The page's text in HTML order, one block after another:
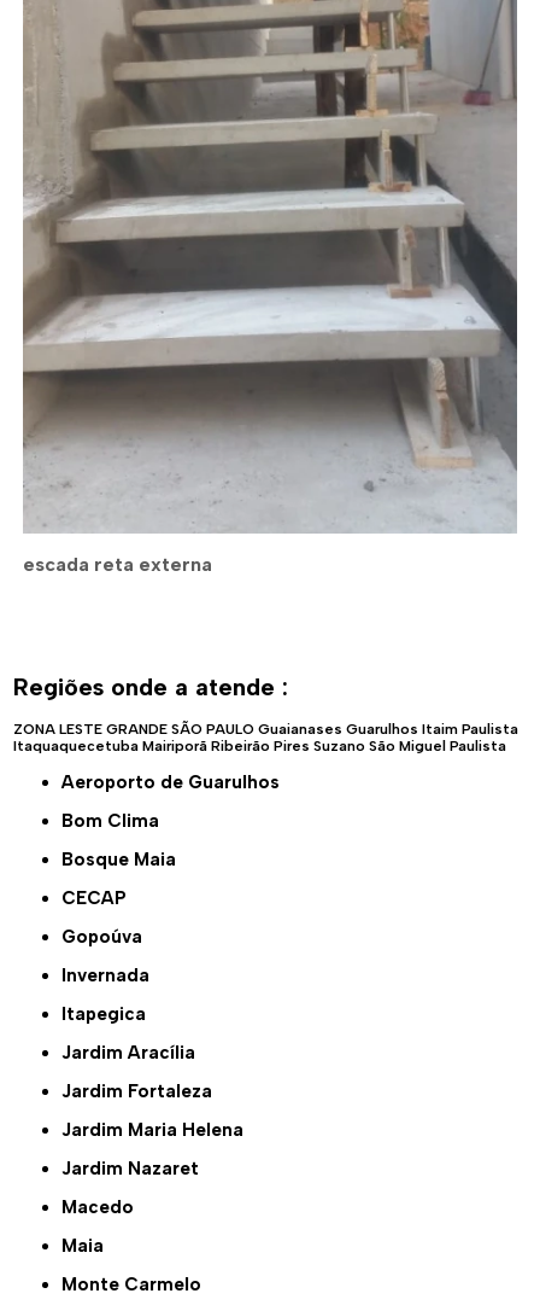
escada reta externa
Regiões onde a atende :
ZONA LESTE GRANDE SÃO PAULO Guaianases Guarulhos Itaim Paulista
Itaquaquecetuba Mairiporã Ribeirão Pires Suzano São Miguel Paulista
Aeroporto de Guarulhos
Bom Clima
Bosque Maia
CECAP
Gopoúva
Invernada
Itapegica
Jardim Aracília
Jardim Fortaleza
Jardim Maria Helena
Jardim Nazaret
Macedo
Maia
Monte Carmelo